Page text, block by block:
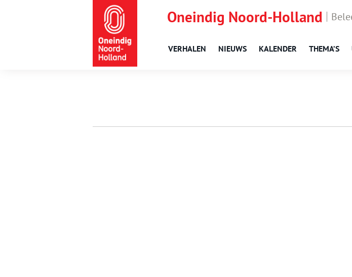
Oneindig Noord-Holland
VERHALEN NIEUWS KALENDER THEMA’S